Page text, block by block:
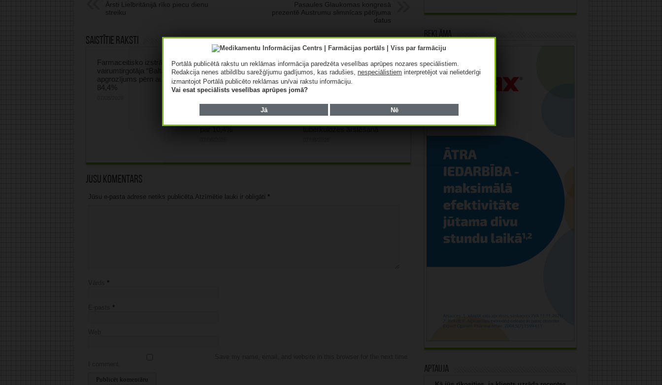
Ārsti Lielbritānijā rīko piecu dienu
streiku
Pasaules Glaukomas kongresā
prezentē Austrumu slimnīcas pētījuma
datus
Saistītie raksti
Farmaceitisko izstrādājumu
vairumtirgotāja “Baltacon”
apgrozījums pērn audzis par
84,4%
Jūsu komentārs
Jūsu e-pasta adrese netiks publicēta.Atzīmētie lauki ir obligāti *
*
*
Reklāma
Aptauja
Portālā publicētā rakstu un reklāmas informācija paredzēta veselības aprūpes nozares speciālistiem.
Redakcija nenes atbildību sarežģījumu gadījumos, kas radušies,nespeciālistiem interpretējot vai nelietderīgi
izmantojot Portālā publicēto reklāmas un/vai rakstu informāciju.
Vai esat speciālists veselības aprūpes jomā?
Jā Nē